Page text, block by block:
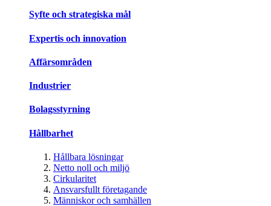
Syfte och strategiska mål
Expertis och innovation
Affärsområden
Industrier
Bolagsstyrning
Hållbarhet
Hållbara lösningar
Netto noll och miljö
Cirkularitet
Ansvarsfullt företagande
Människor och samhällen